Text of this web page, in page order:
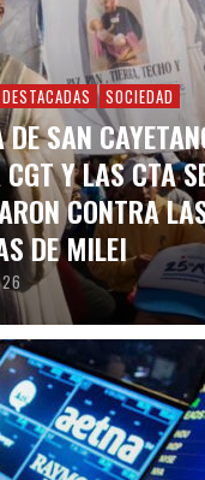
DESTACADAS SOCIEDAD
SAN
Y LAS CTA
CONTRA
DE MILEI